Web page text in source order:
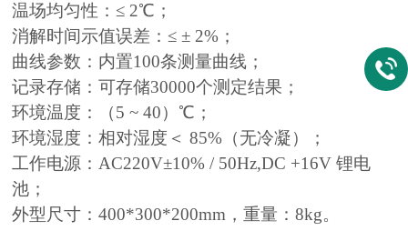
温场均匀性：≤ 2℃；
消解时间示值误差：≤ ± 2%；
曲线参数：内置100条测量曲线；
记录存储：可存储30000个测定结果；
环境温度：（5 ~ 40）℃；
环境湿度：相对湿度＜ 85%（无冷凝）；
工作电源：AC220V±10% / 50Hz,DC +16V 锂电
池；
外型尺寸：400*300*200mm，重量：8kg。